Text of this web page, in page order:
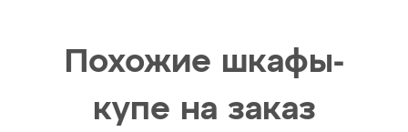
Похожие шкафы-
купе на заказ